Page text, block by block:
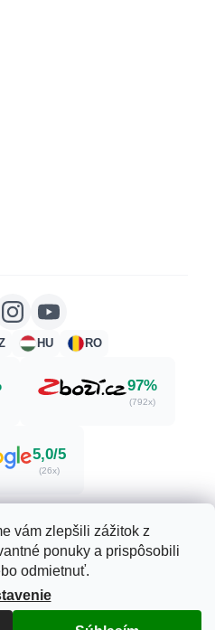
vám zlepšili zážitok z
ponuky a prispôsobili
odmietnuť.
HU RO
97%
(792x)
5,0/5
(26x)
Shoptet
. Všetky práva vyhradené.